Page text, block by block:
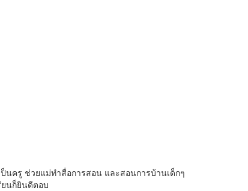
นครู ช่วยแม่ทำสื่อการสอน และสอนการบ้านเด็กๆ
ยนก็ยินดีตอบ